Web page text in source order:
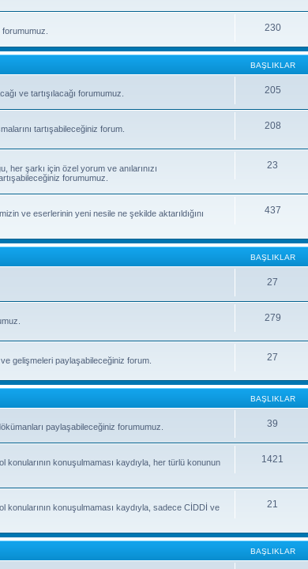
230
BAŞLIKLAR
ve tartışılacağı forumumuz.
205
tartışabileceğiniz forum.
208
her şarkı için özel yorum ve anılarınızı
forumumuz.
23
ve eserlerinin yeni nesile ne şekilde aktarıldığını
437
BAŞLIKLAR
27
279
gelişmeleri paylaşabileceğiniz forum.
27
BAŞLIKLAR
paylaşabileceğiniz forumumuz.
39
konuşulmaması kaydıyla, her türlü konunun
1421
konuşulmaması kaydıyla, sadece CİDDİ ve
21
BAŞLIKLAR